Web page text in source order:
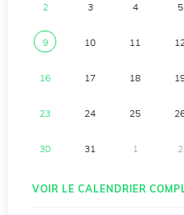
2 3 4 5
9 10 11 12
16 17 18
23 24 25
30 31 1 2
VOIR LE CALENDRIER